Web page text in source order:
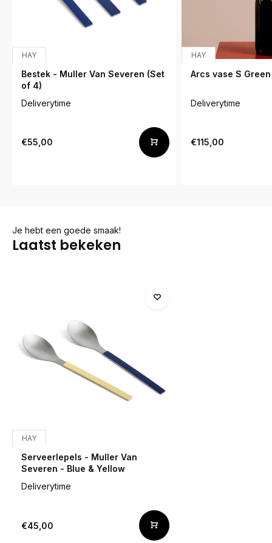
HAY
Bestek - Muller Van Severen (Set
of 4)
Deliverytime
€55,00
HAY
Arcs vase S Green
Deliverytime
€115,00
Je hebt een goede smaak!
Laatst bekeken
HAY
Serveerlepels - Muller Van
Severen - Blue & Yellow
Deliverytime
€45,00